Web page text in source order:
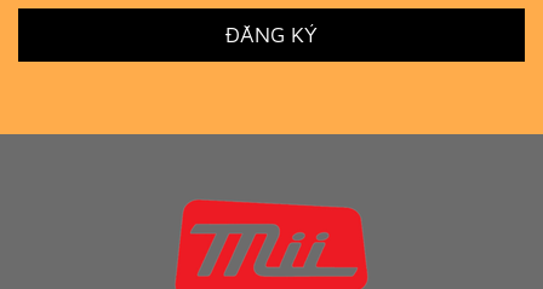
ĐĂNG KÝ